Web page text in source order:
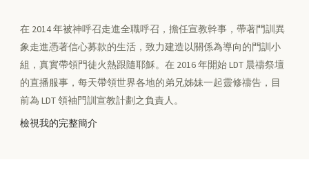
在 2014 年被神呼召走進全職呼召，擔任宣教幹事，帶著門訓異
象走進憑著信心募款的生活，致力建造以關係為導向的門訓小
組，真實帶領門徒火熱跟隨耶穌。在 2016 年開始 LDT 晨禱祭壇
的直播服事，每天帶領世界各地的弟兄姊妹一起靈修禱告，目
前為 LDT 領袖門訓宣教計劃之負責人。
檢視我的完整簡介